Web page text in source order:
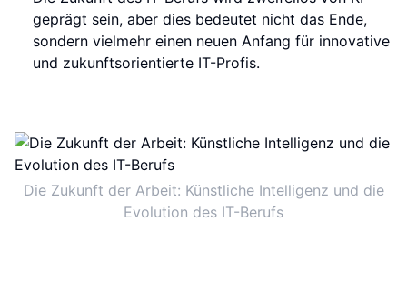
geprägt sein, aber dies bedeutet nicht das Ende,
sondern vielmehr einen neuen Anfang für innovative
und zukunftsorientierte IT-Profis.
Die Zukunft der Arbeit: Künstliche Intelligenz und die
Evolution des IT-Berufs